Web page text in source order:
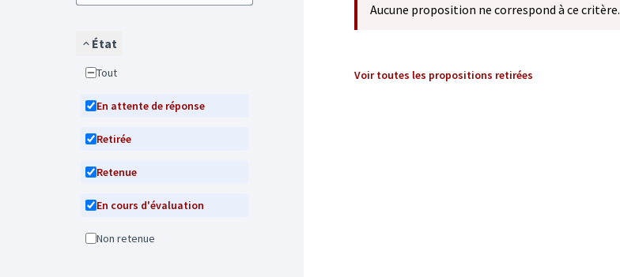
État
Tout
En attente de réponse
Retirée
Retenue
En cours d'évaluation
Non retenue
Aucune proposition ne correspond à ce critère.
Voir toutes les propositions retirées